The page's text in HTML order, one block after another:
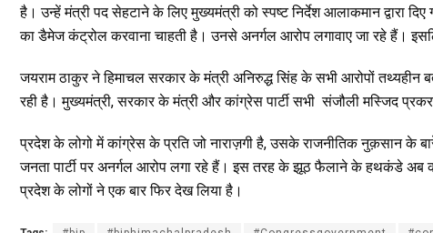
है। उन्हें मंत्री पद सेहटाने के लिए मुख्यमंत्री को स्पष्ट निर्देश आलाकमान द्वारा दिए
का डैमेज कंट्रोल करवाना चाहती है। उनसे अनर्गल आरोप लगावाए जा रहे हैं।
जयराम ठाकुर ने हिमाचल सरकार के मंत्री अनिरुद्ध सिंह के सभी आरोपों तथ्यहीन
रही है। मुख्यमंत्री,सरकार के मंत्री और कांग्रेस पार्टी सभी संजौली मस्जिद
प्रदेश के लोगो में कांग्रेस के प्रति जो नाराज़गी है,उसके राजनीतिक नुक़सान के
जनता पार्टी पर अनर्गल आरोप लगा रहे हैं। इस तरह के झूठ फैलाने के हथकंडे अब
प्रदेश के लोगों ने एक बार फिर देख लिया है।